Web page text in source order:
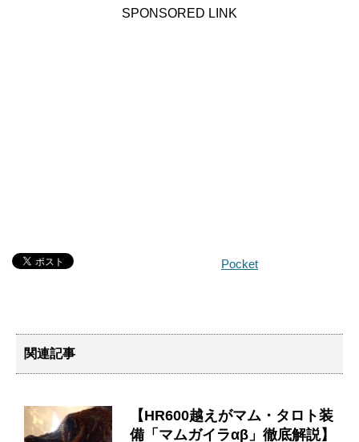
SPONSORED LINK
Pocket
関連記事
【HR600越えがマム・タロト装
備「マムガイラαβ」徹底解説】